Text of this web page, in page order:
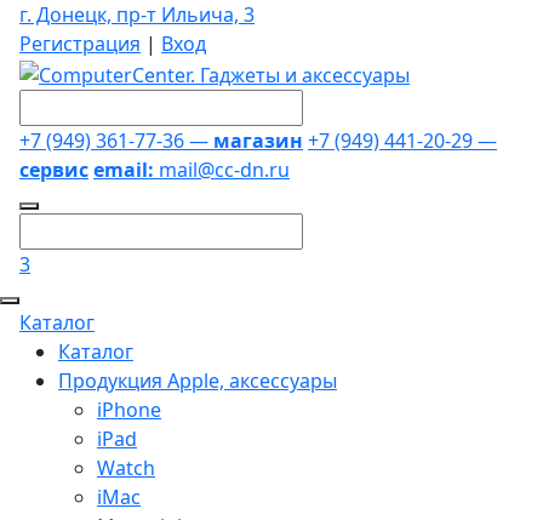
г. Донецк, пр-т Ильича, 3
Регистрация | Вход
+7 (949) 361-77-36 — магазин +7 (949) 441-20-29 —
сервисemail: mail@cc-dn.ru
3
Каталог
Каталог
Продукция Apple, аксессуары
iPhone
iPad
Watch
iMac